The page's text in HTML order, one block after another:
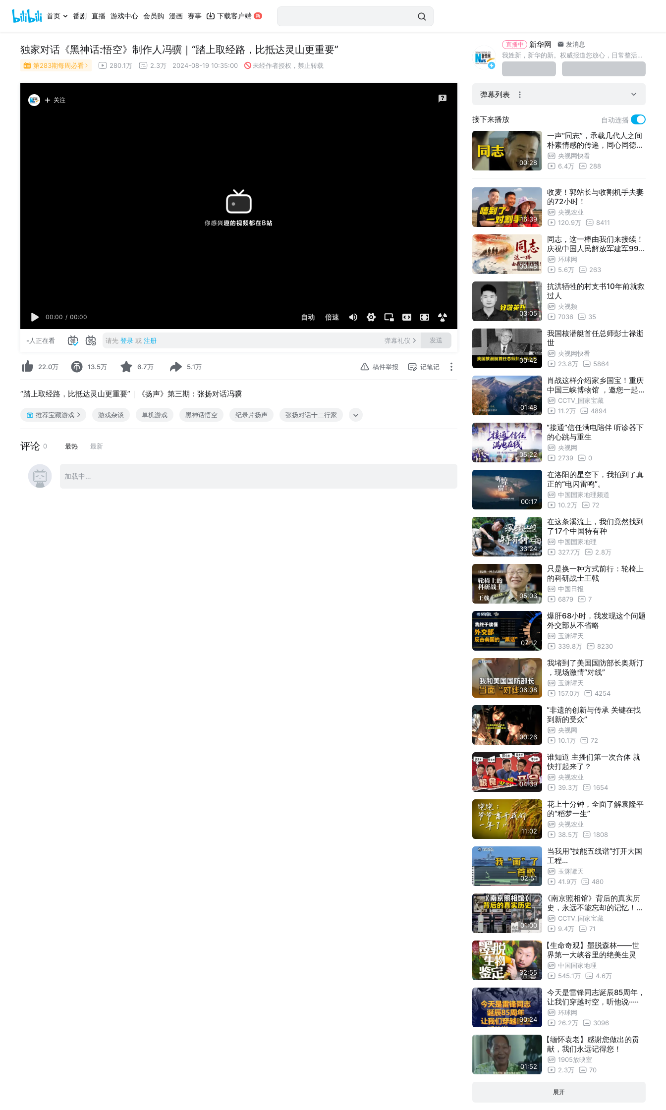
首页 番剧 直播 游戏中心 会员购 漫画 赛事 下载客户端
独家对话《黑神话:悟空》制作人冯骥｜“踏上取经路，比抵达灵山更重要”
第283期每周必看 280.1万 2.3万 2024-08-19 10:35:00 未经作者授权，禁止转载
关注
00:00 / 00:00 自动 倍速
-人正在看 请先 登录 或 注册 弹幕礼仪 发送
22.0万 13.5万 6.7万 5.1万 稿件举报 记笔记
“踏上取经路，比抵达灵山更重要”｜《扬声》第三期：张扬对话冯骥
推荐宝藏游戏 游戏杂谈 单机游戏 黑神话悟空 纪录片扬声 张扬对话十二行家
直播中 新华网
发消息
我姓新，新华的新。权威报道您放心，日常整活小清新。送您一颗小心心，点赞关注就等您~
弹幕列表
接下来播放 自动连播
00:28
一声“同志”，承载几代人之间
朴素情感的传递，同心同德，
志同道合，你好，同志！
央视网快看
6.4万
288
16:39
收麦！郭站长与收割机手夫妻
的72小时！
央视农业
120.9万
8411
00:48
同志，这一棒由我们来接续！
庆祝中国人民解放军建军99
周年环球网
5.6万
263
03:05
抗洪牺牲的村支书10年前就救
过人
央视频
7036
35
00:42
我国核潜艇首任总师彭士禄逝
世
央视网快看
23.8万
5864
01:48
肖战这样介绍家乡国宝！重庆
中国三峡博物馆 ，邀您一起承
古拓今，锚定未来！
CCTV_国家宝藏
11.2万
4894
05:22
“接通”信任满电陪伴 听诊器下
的心跳与重生
央视网
2739
0
00:17
在洛阳的星空下，我拍到了真
正的“电闪雷鸣”。
中国国家地理频道
10.2万
72
33:24
在这条溪流上，我们竟然找到
了17个中国特有种
中国国家地理
327.7万
2.8万
05:03
只是换一种方式前行：轮椅上
的科研战士王戟
中国日报
6879
7
07:12
爆肝68小时，我发现这个问题
外交部从不省略
玉渊谭天
339.8万
8230
06:08
我堵到了美国国防部长奥斯汀
，现场激情“对线”
玉渊谭天
157.0万
4254
00:26
“非遗的创新与传承 关键在找
到新的受众”
央视网
10.1万
72
04:39
谁知道 主播们第一次合体 就
快打起来了？
央视农业
39.3万
1654
11:02
花上十分钟，全面了解袁隆平
的“稻梦一生”
央视农业
38.5万
1808
02:51
当我用“技能五线谱”打开大国
工程…
玉渊谭天
41.9万
480
01:00
《南京照相馆》背后的真实历
史，永远不能忘却的记忆！【
国家宝藏】
CCTV_国家宝藏
9.4万
71
32:55
【生命奇观】墨脱森林——世
界第一大峡谷里的绝美生灵
中国国家地理
545.1万
4.6万
00:24
今天是雷锋同志诞辰85周年，
让我们穿越时空，听他说·····
环球网
26.2万
3096
01:52
【缅怀袁老】感谢您做出的贡
献，我们永远记得您！
1905放映室
2.3万
70
展开